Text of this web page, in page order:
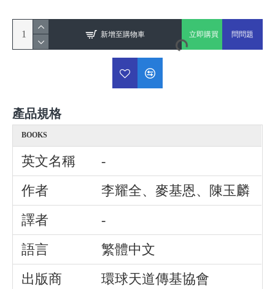
產品規格
BOOKS
英文名稱
-
作者
李耀全、麥基恩、陳玉麟
譯者
-
語言
繁體中文
出版商
環球天道傳基協會
新增至購物車 立即購買 問問題